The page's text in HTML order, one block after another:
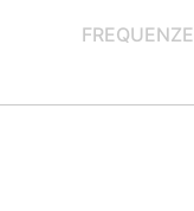
FREQUENZE